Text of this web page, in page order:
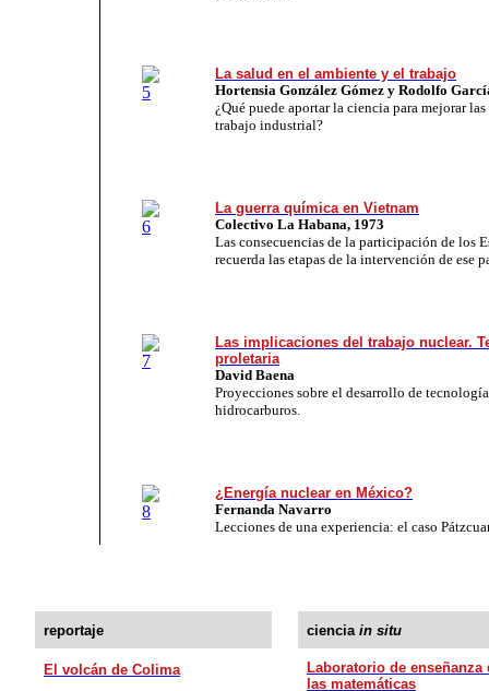
La salud en el ambiente y el trabajo
Hortensia González Gómez y Rodolfo
¿Qué puede aportar la ciencia para mejorar
trabajo industrial?
La guerra química en Vietnam
Colectivo La Habana, 1973
Las consecuencias de la participación de los
recuerda las etapas de la intervención de ese
Las implicaciones del trabajo nuclear.
proletaria
David Baena
Proyecciones sobre el desarrollo de
hidrocarburos.
¿Energía nuclear en México?
Fernanda Navarro
Lecciones de una experiencia: el caso
reportaje ciencia in situ
El volcán de Colima
Laboratorio de enseñanza
las matemáticas